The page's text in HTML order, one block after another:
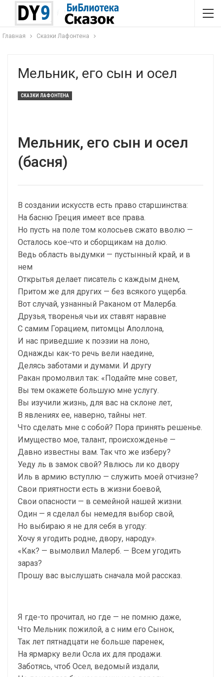
Главная Сказки Лафонтена
Мельник, его сын и осел
СКАЗКИ ЛАФОНТЕНА
Мельник, его сын и осел
(басня)
В создании искусств есть право старшинства:
На басню Греция имеет все права.
Но пусть на поле том колосьев сжато вволю —
Осталось кое-что и сборщикам на долю.
Ведь область выдумки — пустынный край, и в
нем
Открытья делает писатель с каждым днем,
Притом же для других — без всякого ущерба.
Вот случай, узнанный Раканом от Малерба.
Друзья, творенья чьи их ставят наравне
С самим Горацием, питомцы Аполлона,
И нас приведшие к поэзии на лоно,
Однажды как-то речь вели наедине,
Делясь заботами и думами. И другу
Ракан промолвил так: «Подайте мне совет,
Вы тем окажете большую мне услугу.
Вы изучили жизнь, для вас на склоне лет,
В явлениях ее, наверно, тайны нет.
Что сделать мне с собой? Пора принять решенье.
Имущество мое, талант, происхожденье —
Давно известны вам. Так что же изберу?
Уеду ль в замок свой? Явлюсь ли ко двору
Иль в армию вступлю — служить моей отчизне?
Свои приятности есть в жизни боевой,
Свои опасности — в семейной нашей жизни.
Один — я сделал бы немедля выбор свой,
Но выбираю я не для себя в угоду:
Хочу я угодить родне, двору, народу».
«Как? — вымолвил Малерб. — Всем угодить
зараз?
Прошу вас выслушать сначала мой рассказ.
Я где-то прочитал, но где — не помню даже,
Что Мельник пожилой, а с ним его Сынок,
Так лет пятнадцати не больше паренек,
На ярмарку вели Осла их для продажи.
Заботясь, чтоб Осел, ведомый издали,